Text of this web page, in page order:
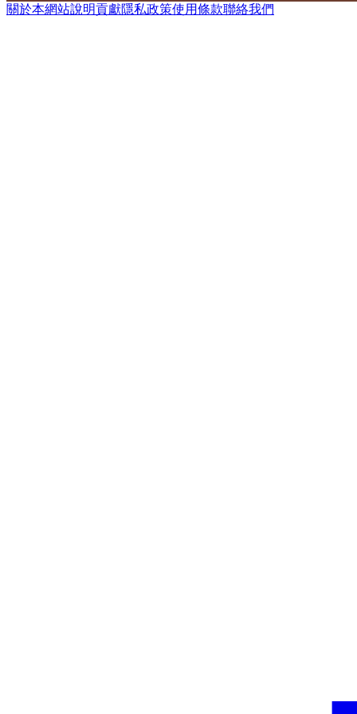
關於本網站說明貢獻隱私政策使用條款聯絡我們